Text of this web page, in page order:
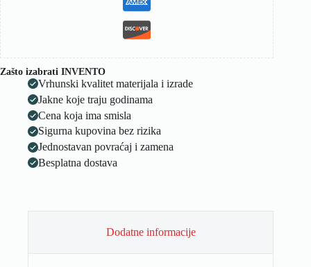
Zašto izabrati INVENTO
Vrhunski kvalitet materijala i izrade
Jakne koje traju godinama
Cena koja ima smisla
Sigurna kupovina bez rizika
Jednostavan povraćaj i zamena
Besplatna dostava
Dodatne informacije